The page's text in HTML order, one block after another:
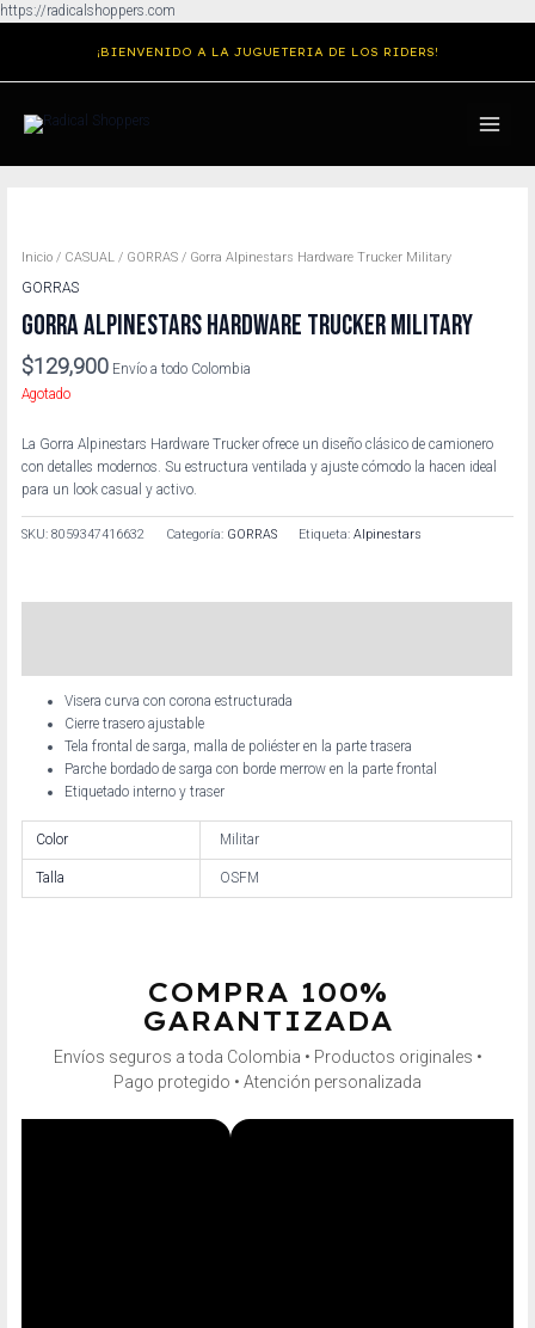
https://radicalshoppers.com
contenido
¡BIENVENIDO A LA JUGUETERIA DE LOS RIDERS!
MENU
Inicio / CASUAL / GORRAS / Gorra Alpinestars Hardware Trucker Military
GORRAS
GORRA ALPINESTARS HARDWARE TRUCKER MILITARY
$129,900 Envío a todo Colombia
Agotado
La Gorra Alpinestars Hardware Trucker ofrece un diseño clásico de camionero
con detalles modernos. Su estructura ventilada y ajuste cómodo la hacen ideal
para un look casual y activo.
SKU:8059347416632 Categoría: GORRAS Etiqueta:Alpinestars
Visera curva con corona estructurada
Cierre trasero ajustable
Tela frontal de sarga, malla de poliéster en la parte trasera
Parche bordado de sarga con borde merrow en la parte frontal
Etiquetado interno y traser
Color Militar
Talla OSFM
COMPRA 100%
GARANTIZADA
Envíos seguros a toda Colombia • Productos originales •
Pago protegido • Atención personalizada